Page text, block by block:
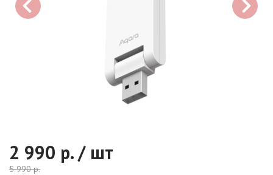
2 990 р. / шт
5 990р.